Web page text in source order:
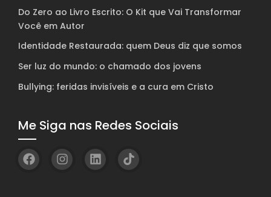
Do Zero ao Livro Escrito: O Kit que Vai Transformar
Você em Autor
Identidade Restaurada: quem Deus diz que somos
Ser luz do mundo: o chamado dos jovens
Bullying: feridas invisíveis e a cura em Cristo
Me Siga nas Redes Sociais